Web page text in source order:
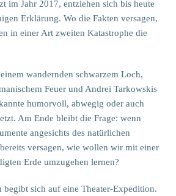
im Jahr 2017, entziehen sich bis heute
Erklärung. Wo die Fakten versagen,
in einer Art zweiten Katastrophe die
wandernden schwarzem Loch,
Feuer und Andrei Tarkowskis
humorvoll, abwegig oder auch
Am Ende bleibt die Frage: wenn
angesichts des natürlichen
versagen, wie wollen wir mit einer
Erde umzugehen lernen?
sich auf eine Theater-Expedition.